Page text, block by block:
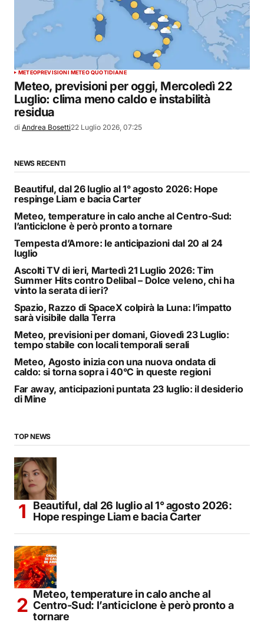
METEOPREVISIONI METEO QUOTIDIANE
Meteo, previsioni per oggi, Mercoledì 22
Luglio: clima meno caldo e instabilità
residua
di Andrea Bosetti22 Luglio 2026, 07:25
NEWS RECENTI
Beautiful, dal 26 luglio al 1° agosto 2026: Hope
respinge Liam e bacia Carter
Meteo, temperature in calo anche al Centro-Sud:
l’anticiclone è però pronto a tornare
Tempesta d’Amore: le anticipazioni dal 20 al 24
luglio
Ascolti TV di ieri, Martedì 21 Luglio 2026: Tim
Summer Hits contro Delibal – Dolce veleno, chi ha
vinto la serata di ieri?
Spazio, Razzo di SpaceX colpirà la Luna: l’impatto
sarà visibile dalla Terra
Meteo, previsioni per domani, Giovedì 23 Luglio:
tempo stabile con locali temporali serali
Meteo, Agosto inizia con una nuova ondata di
caldo: si torna sopra i 40°C in queste regioni
Far away, anticipazioni puntata 23 luglio: il desiderio
di Mine
TOP NEWS
Beautiful, dal 26 luglio al 1° agosto 2026:
Hope respinge Liam e bacia Carter
Meteo, temperature in calo anche al
Centro-Sud: l’anticiclone è però pronto a
tornare